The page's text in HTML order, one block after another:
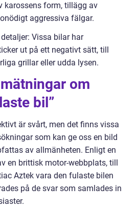
karossens form, tillägg av
aggressiva fälgar.
Vissa bilar har
ut på ett negativt sätt, till
grillar eller udda lysen.
om
bil”
är svårt, men det finns vissa
som kan ge oss en bild
av allmänheten. Enligt en
en brittisk motor-webbplats, till
Aztek vara den fulaste bilen
på de svar som samlades in